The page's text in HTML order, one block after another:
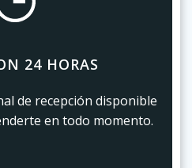
24 HORAS
de recepción disponible
en todo momento.